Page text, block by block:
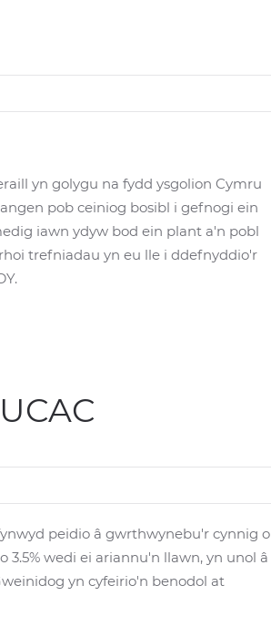
yn golygu na fydd ysgolion Cymru
pob ceiniog bosibl i gefnogi ein
iawn ydyw bod ein plant a'n pobl
trefniadau yn eu lle i ddefnyddio'r
peidio â gwrthwynebu'r cynnig o
3.5% wedi ei ariannu'n llawn, yn unol â
yn cyfeirio'n benodol at